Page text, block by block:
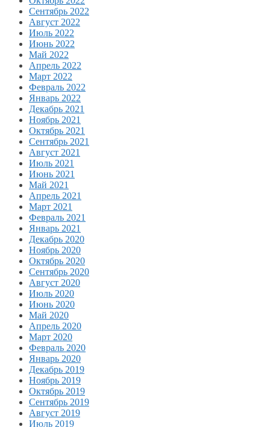
Сентябрь 2022
Август 2022
Июль 2022
Июнь 2022
Май 2022
Апрель 2022
Март 2022
Февраль 2022
Январь 2022
Декабрь 2021
Ноябрь 2021
Октябрь 2021
Сентябрь 2021
Август 2021
Июль 2021
Июнь 2021
Май 2021
Апрель 2021
Март 2021
Февраль 2021
Январь 2021
Декабрь 2020
Ноябрь 2020
Октябрь 2020
Сентябрь 2020
Август 2020
Июль 2020
Июнь 2020
Май 2020
Апрель 2020
Март 2020
Февраль 2020
Январь 2020
Декабрь 2019
Ноябрь 2019
Октябрь 2019
Сентябрь 2019
Август 2019
Июль 2019